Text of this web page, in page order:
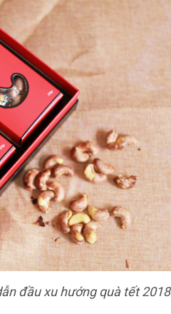
đầu xu hướng quà tết 2018